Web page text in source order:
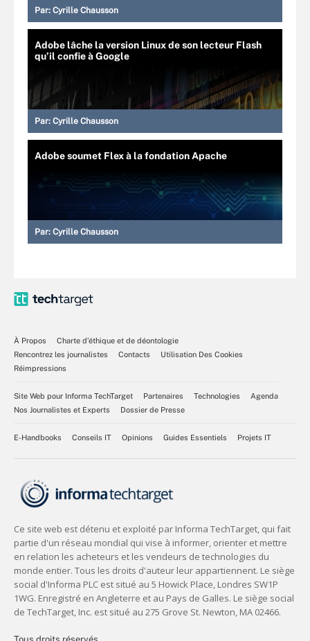
Par: Cyrille Chausson
Adobe lâche la version Linux de son lecteur Flash
qu’il confie à Google
Par: Cyrille Chausson
Adobe soumet Flex à la fondation Apache
Par: Cyrille Chausson
À Propos
Charte d’éthique et de déontologie
Rencontrez les journalistes
Contacts
Utilisation Des Cookies
Réimpressions
Site Web pour Informa TechTarget Partenaires Technologies
Agenda
Nos Journalistes et Experts
Dossier de Presse
E-Handbooks Conseils IT Opinions Guides Essentiels Projets IT
Tous droits réservés,